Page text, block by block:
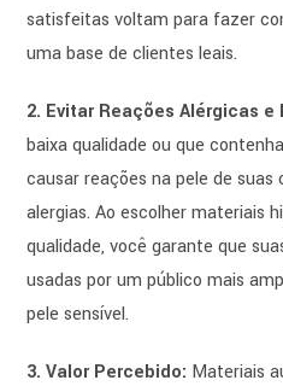
satisfeitas voltam para fazer
uma base de clientes leais.
2. Evitar Reações Alérgicas e
baixa qualidade ou que
causar reações na pele de
alergias. Ao escolher materiais
qualidade, você garante que
usadas por um público mais
pele sensível.
3. Valor Percebido: Materiais